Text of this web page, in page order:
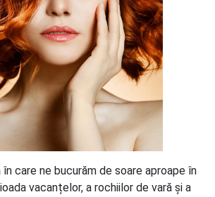
care ne bucurăm de soare aproape în
vacanțelor, a rochiilor de vară și a